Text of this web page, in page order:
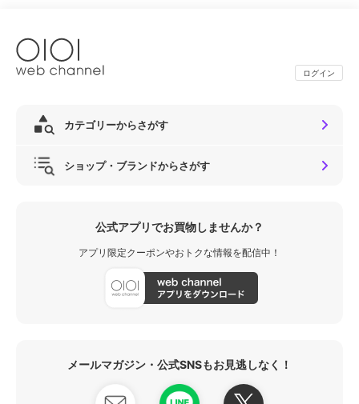
ログイン
カテゴリーからさがす
ショップ・ブランドからさがす
公式アプリでお買物しませんか？
アプリ限定クーポンやおトクな情報を配信中！
メールマガジン・公式SNSもお見逃しなく！